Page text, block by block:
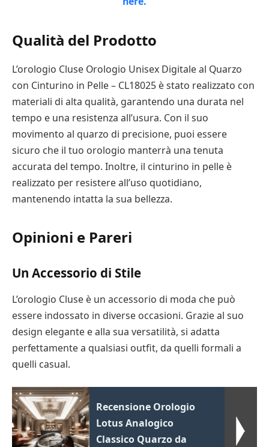
Qualità del Prodotto
L’orologio Cluse Orologio Unisex Digitale al Quarzo
con Cinturino in Pelle – CL18025 è stato realizzato con
materiali di alta qualità, garantendo una durata nel
tempo e una resistenza all’usura. Con il suo
movimento al quarzo di precisione, puoi essere
sicuro che il tuo orologio manterrà una tenuta
accurata del tempo. Inoltre, il cinturino in pelle è
realizzato per resistere all’uso quotidiano,
mantenendo intatta la sua bellezza.
Opinioni e Pareri
Un Accessorio di Stile
L’orologio Cluse è un accessorio di moda che può
essere indossato in diverse occasioni. Grazie al suo
design elegante e alla sua versatilità, si adatta
perfettamente a qualsiasi outfit, da quelli formali a
quelli casual.
Recensione Orologio
Lotus Analogico
Classico Quarzo da